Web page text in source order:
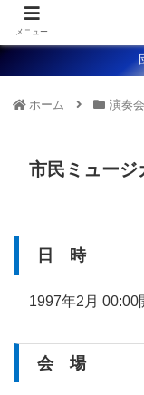
ホーム 演奏会
市民ミュージ
日 時
1997年2月 00:00
会 場
メニュー